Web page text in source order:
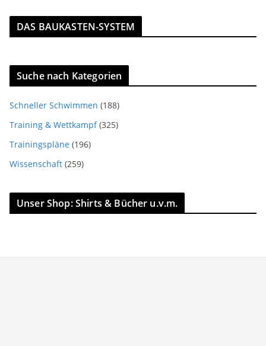
DAS BAUKASTEN-SYSTEM
Suche nach Kategorien
Schneller Schwimmen (188)
Training & Wettkampf(325)
Trainingspläne (196)
Wissenschaft (259)
Unser Shop: Shirts & Bücher u.v.m.